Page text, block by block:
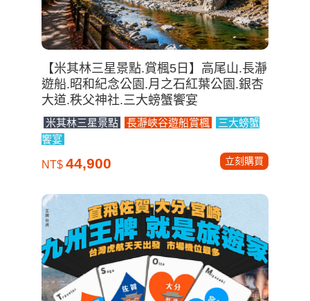
【米其林三星景點.賞楓5日】高尾山.長瀞
遊船.昭和紀念公園.月之石紅葉公園.銀杏
大道.秩父神社.三大螃蟹饗宴
米其林三星景點 長瀞峽谷遊船賞楓
三大螃蟹
饗宴
NT$ 44,900 立刻購買